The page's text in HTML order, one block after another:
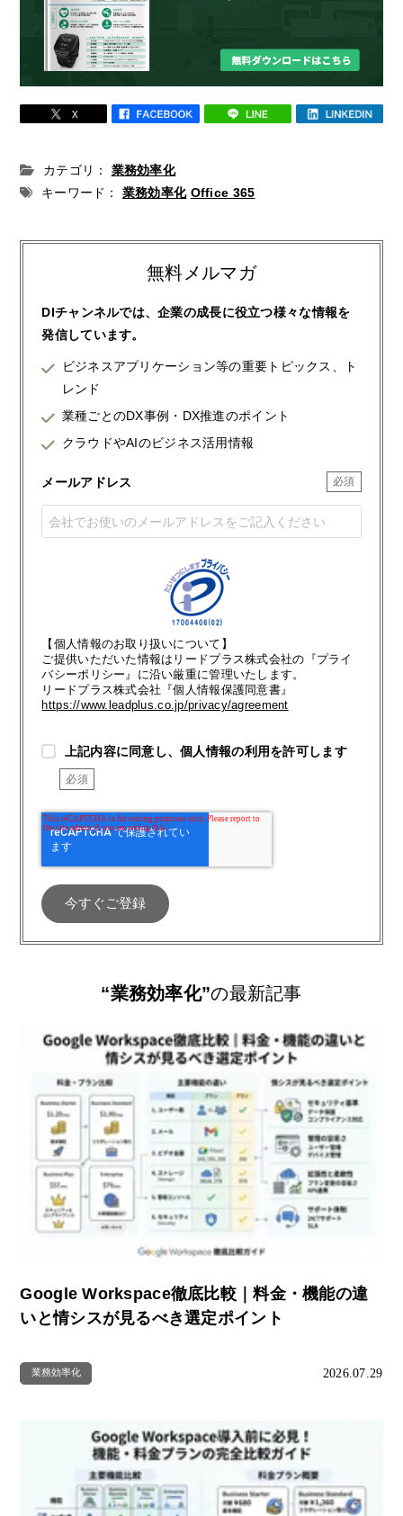
カテゴリ：
業務効率化
キーワード：
業務効率化 Office 365
無料メルマガ
DIチャンネルでは、企業の成長に役立つ様々な情報を
発信しています。
ビジネスアプリケーション等の重要トピックス、ト
レンド
業種ごとのDX事例・DX推進のポイント
クラウドやAIのビジネス活用情報
メールアドレス
【個人情報のお取り扱いについて】
ご提供いただいた情報はリードプラス株式会社の『プライ
バシーポリシー』に沿い厳重に管理いたします。
リードプラス株式会社『個人情報保護同意書』
https://www.leadplus.co.jp/privacy/agreement
上記内容に同意し、個人情報の利用を許可します
“業務効率化”の最新記事
Google Workspace徹底比較｜料金・機能の違
いと情シスが見るべき選定ポイント
業務効率化 2026.07.29